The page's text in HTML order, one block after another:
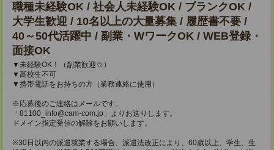
職種未経験OK / 社会人未経験OK / ブランクOK /
大学生歓迎 / 10名以上の大量募集 / 履歴書不要 /
40～50代活躍中 / 副業・WワークOK / WEB登録・
面接OK
▼未経験OK！（副業歓迎☆）
▼高校生不可
▼携帯電話をお持ちの方（業務連絡に使用）
※応募後のご連絡はメールです。
「81100_info@cam-com.jp」よりお送りします。
ドメイン指定受信の解除をお願いします。
※30日以内の派遣就業する場合、派遣法改正により、60歳以上、学生、生